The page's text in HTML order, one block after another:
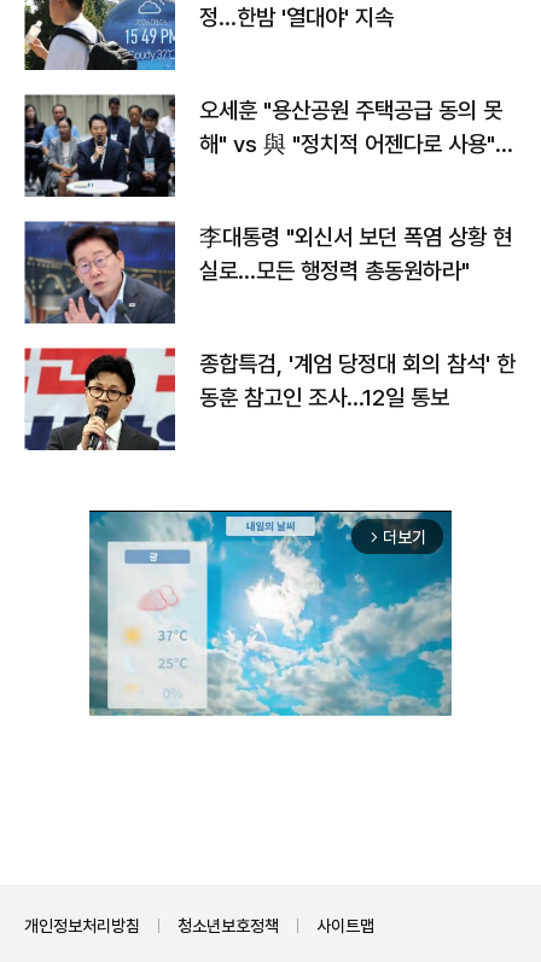
정…한밤 '열대야' 지속
오세훈 "용산공원 주택공급 동의 못
해" vs 與 "정치적 어젠다로 사용"
李대통령 "외신서 보던 폭염 상황 현
실로…모든 행정력 총동원하라"
종합특검, '계엄 당정대 회의 참석' 한
동훈 참고인 조사...12일 통보
arrow_forward_ios 더보기
개인정보처리방침 청소년보호정책 사이트맵